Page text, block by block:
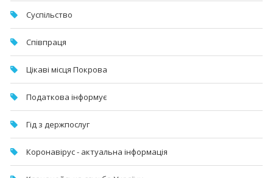
Суспільство
Співпраця
Цікаві місця Покрова
Податкова інформує
Гід з держпослуг
Коронавірус - актуальна інформація